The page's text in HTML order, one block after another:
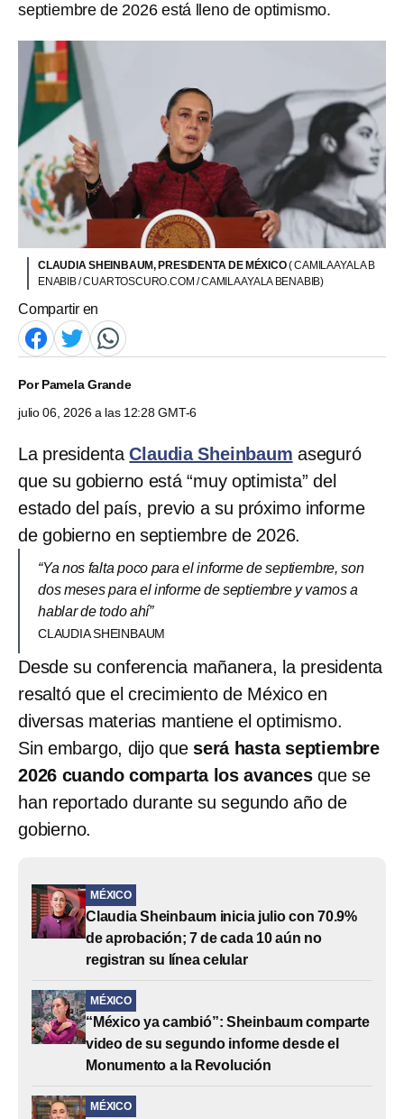
septiembre de 2026 está lleno de optimismo.
CLAUDIA SHEINBAUM, PRESIDENTA DE MÉXICO( CAMILA AYALA B
ENABIB / CUARTOSCURO.COM / CAMILA AYALA BENABIB)
Compartir en
PorPamela Grande
julio 06, 2026 a las 12:28 GMT-6
La presidenta Claudia Sheinbaum aseguró
que su gobierno está “muy optimista” del
estado del país, previo a su próximo informe
de gobierno en septiembre de 2026.
“Ya nos falta poco para el informe de septiembre, son
dos meses para el informe de septiembre y vamos a
hablar de todo ahí”
CLAUDIA SHEINBAUM
Desde su conferencia mañanera, la presidenta
resaltó que el crecimiento de México en
diversas materias mantiene el optimismo.
Sin embargo, dijo que será hasta septiembre
2026 cuando comparta los avancesque se
han reportado durante su segundo año de
gobierno.
MÉXICO
Claudia Sheinbaum inicia julio con 70.9%
de aprobación; 7 de cada 10 aún no
registran su línea celular
MÉXICO
“México ya cambió”: Sheinbaum comparte
video de su segundo informe desde el
Monumento a la Revolución
MÉXICO